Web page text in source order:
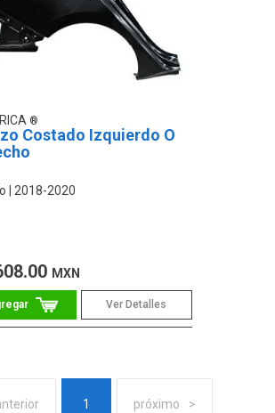
Costado Izquierdo O
2018-2020
MXN
Ver Detalles
1 próximo